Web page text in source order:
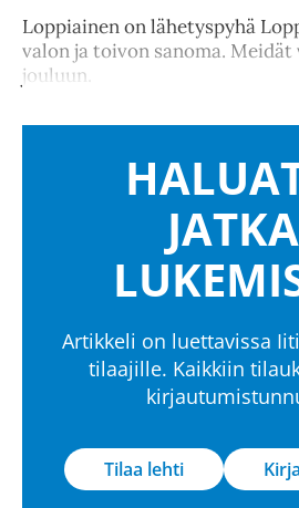
Loppiainen on lähetyspyhä
valon ja toivon sanoma.
jouluun.
Artikkeli on luettavissa
tilaajille. Kaikkiin
Tilaa lehti